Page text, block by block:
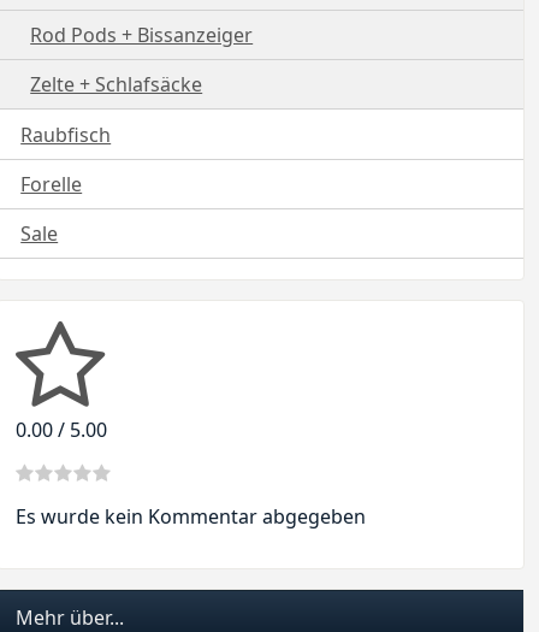
Rod Pods + Bissanzeiger
Zelte + Schlafsäcke
Raubfisch
Forelle
Sale
0.00 / 5.00
Es wurde kein Kommentar abgegeben
Mehr über...